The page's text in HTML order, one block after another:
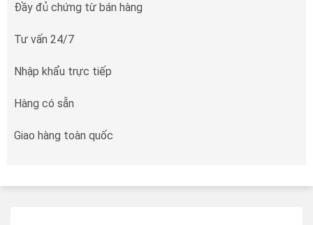
Đầy đủ chứng từ bán hàng
Tư vấn 24/7
Nhập khẩu trực tiếp
Hàng có sẵn
Giao hàng toàn quốc